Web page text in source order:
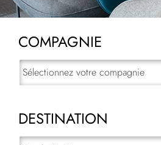
COMPAGNIE
DESTINATION